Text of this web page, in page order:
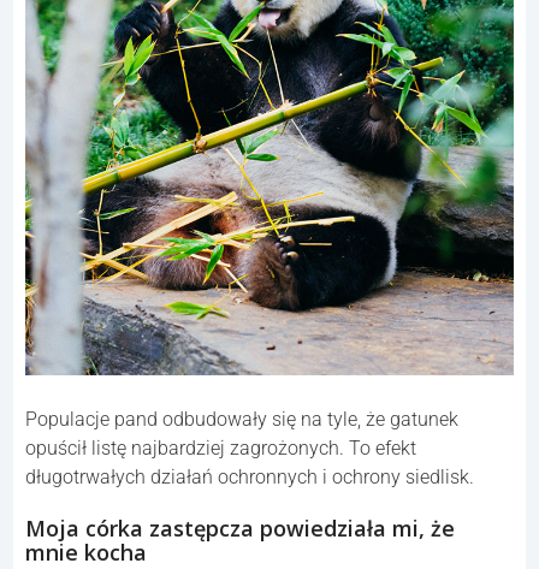
Populacje pand odbudowały się na tyle, że gatunek
opuścił listę najbardziej zagrożonych. To efekt
długotrwałych działań ochronnych i ochrony siedlisk.
Moja córka zastępcza powiedziała mi, że
mnie kocha